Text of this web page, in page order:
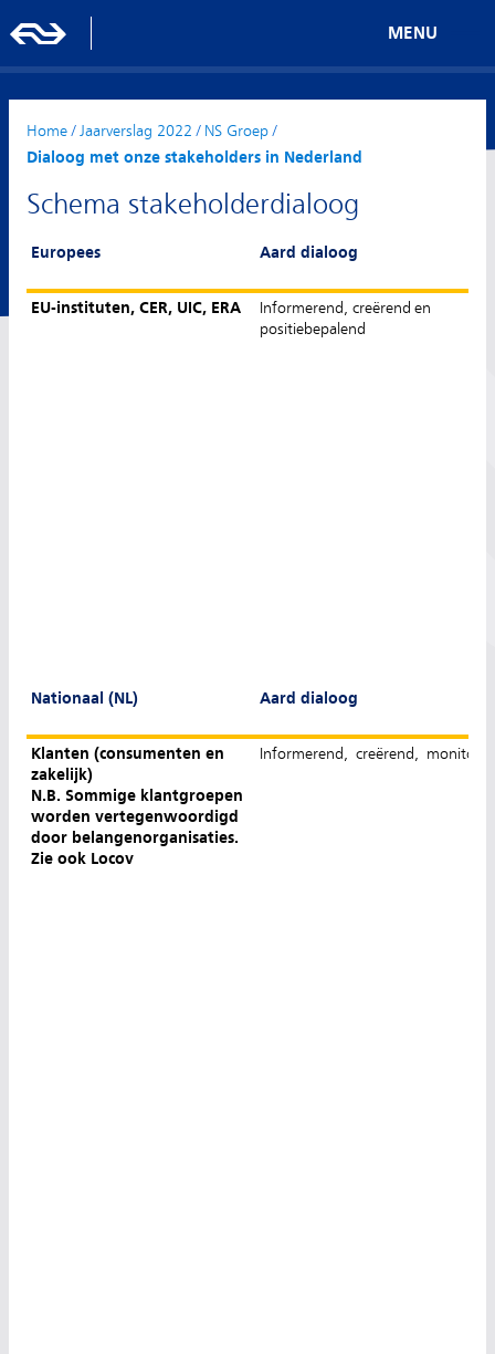
MENU
Home/ Jaarverslag 2022 / NS Groep/
Dialoog met onze stakeholders in Nederland
Schema stakeholderdialoog
Europees Aard dialoog
EU-instituten, CER, UIC, ERA
Informerend, creërend en
positiebepalend
Nationaal (NL) Aard dialoog
Klanten (consumenten en
zakelijk)
N.B. Sommige klantgroepen
worden vertegenwoordigd
door belangenorganisaties.
Zie ook Locov
Informerend, creërend,